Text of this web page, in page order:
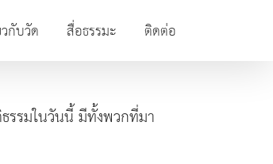
กับวัด สื่อธรรมะ ติดต่อ
รรมในวันนี้ มีทั้งพวกที่มา